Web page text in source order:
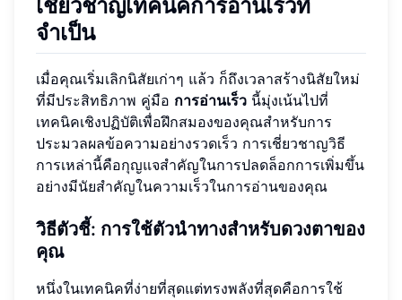
เชี่ยวชาญเทคนิคการอ่านเร็วที่
จำเป็น
เมื่อคุณเริ่มเลิกนิสัยเก่าๆ แล้ว ก็ถึงเวลาสร้างนิสัยใหม่
ที่มีประสิทธิภาพ คู่มือ การอ่านเร็ว นี้มุ่งเน้นไปที่
เทคนิคเชิงปฏิบัติเพื่อฝึกสมองของคุณสำหรับการ
ประมวลผลข้อความอย่างรวดเร็ว การเชี่ยวชาญวิธี
การเหล่านี้คือกุญแจสำคัญในการปลดล็อกการเพิ่มขึ้น
อย่างมีนัยสำคัญในความเร็วในการอ่านของคุณ
วิธีตัวชี้: การใช้ตัวนำทางสำหรับดวงตาของ
คุณ
หนึ่งในเทคนิคที่ง่ายที่สุดแต่ทรงพลังที่สุดคือการใช้